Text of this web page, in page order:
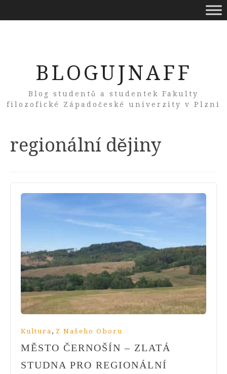
BLOGUJNAFF
Blog studentů a studentek Fakulty
filozofické Západočeské univerzity v Plzni
Tag:
regionální dějiny
Kultura , Z Našeho Oboru
MĚSTO ČERNOŠÍN – ZLATÁ
STUDNA PRO REGIONÁLNÍ